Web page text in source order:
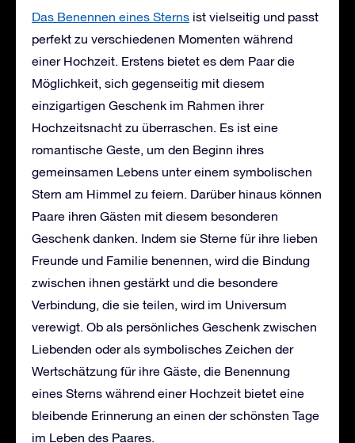
Das Benennen eines Sterns ist vielseitig und passt
perfekt zu verschiedenen Momenten während
einer Hochzeit. Erstens bietet es dem Paar die
Möglichkeit, sich gegenseitig mit diesem
einzigartigen Geschenk im Rahmen ihrer
Hochzeitsnacht zu überraschen. Es ist eine
romantische Geste, um den Beginn ihres
gemeinsamen Lebens unter einem symbolischen
Stern am Himmel zu feiern. Darüber hinaus können
Paare ihren Gästen mit diesem besonderen
Geschenk danken. Indem sie Sterne für ihre lieben
Freunde und Familie benennen, wird die Bindung
zwischen ihnen gestärkt und die besondere
Verbindung, die sie teilen, wird im Universum
verewigt. Ob als persönliches Geschenk zwischen
Liebenden oder als symbolisches Zeichen der
Wertschätzung für ihre Gäste, die Benennung
eines Sterns während einer Hochzeit bietet eine
bleibende Erinnerung an einen der schönsten Tage
im Leben des Paares.